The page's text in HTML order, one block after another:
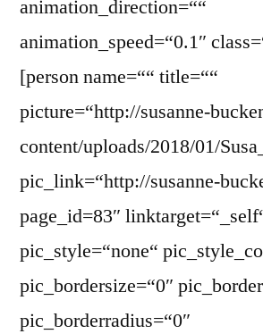
animation_direction=““
animation_speed=“0.1″
[person name=““ title=““
picture=“http://susanne-
content/uploads/2018/01/
pic_link=“http://susanne-
page_id=83″
pic_style=“none“
pic_bordersize=“0″
pic_borderradius=“0″